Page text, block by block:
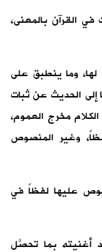
في القرآن بالمعنى،
وما ينطبق على
إلى الحديث عن ثبات
مخرج العموم،
وغير المنصوص
عليها لفظاً في
أغنيته بما تحصَّل